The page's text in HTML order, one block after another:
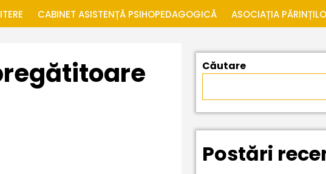
CABINET ASISTENȚĂ PSIHOPEDAGOGICĂ ASOCIAȚIA
Căutare
Postări